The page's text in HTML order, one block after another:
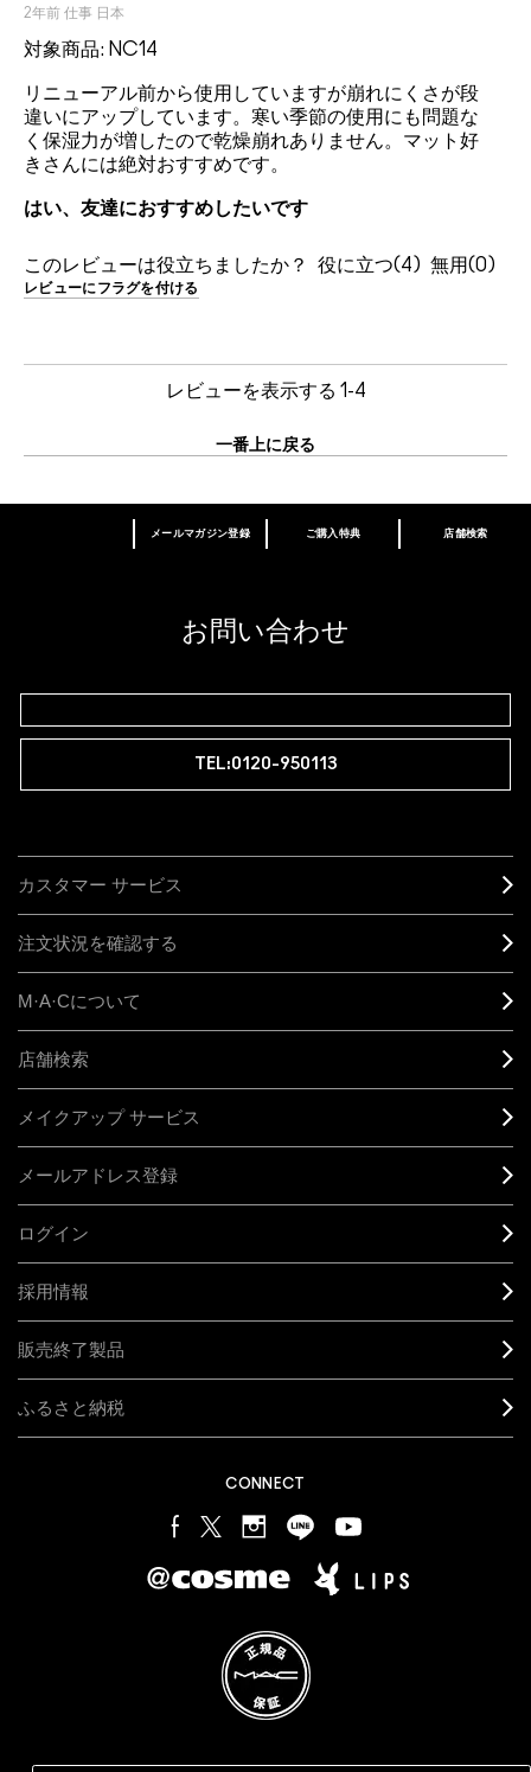
2年前 仕事 日本
対象商品: NC14
リニューアル前から使用していますが崩れにくさが段
違いにアップしています。寒い季節の使用にも問題な
く保湿力が増したので乾燥崩れありません。マット好
きさんには絶対おすすめです。
はい、友達におすすめしたいです
このレビューは役立ちましたか？ 4 0
レビューにフラグを付ける
レビューを表示する 1-4
一番上に戻る
あなたはM･A･Cラバー ロイヤリティ プログ
登録後の初回購入時に10%OFF
メールマガジン登録 ご購入特典 店舗検索
お問い合わせ
TEL:0120-950113
カスタマー サービス
注文状況を確認する
M·A·Cについて
店舗検索
メイクアップ サービス
メールアドレス登録
ログイン
採用情報
販売終了製品
ふるさと納税
CONNECT